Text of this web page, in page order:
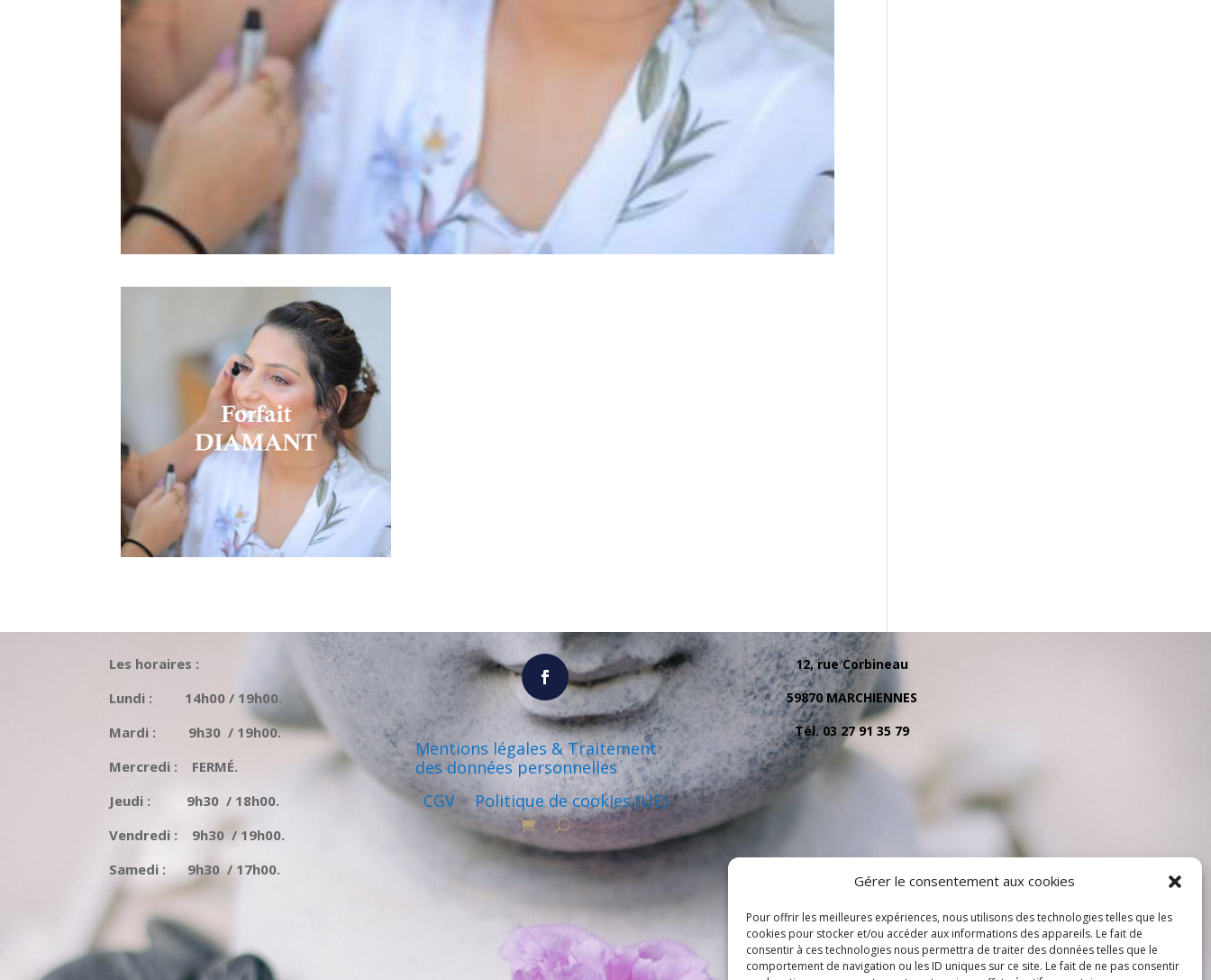
Gérer le consentement aux cookies
Pour offrir les meilleures expériences, nous utilisons des technologies telles que les
cookies pour stocker et/ou accéder aux informations des appareils. Le fait de
consentir à ces technologies nous permettra de traiter des données telles que le
comportement de navigation ou les ID uniques sur ce site. Le fait de ne pas consentir
Les horaires :
Lundi : 14h00 / 19h00.
Mardi : 9h30 / 19h00.
Mercredi : FERMÉ.
Jeudi : 9h30 / 18h00.
Vendredi : 9h30 / 19h00.
Samedi : 9h30 / 17h00.
Mentions légales & Traitement
des données personnelles
CGV
Politique de cookies (UE)
12, rue Corbineau
59870 MARCHIENNES
Tél. 03 27 91 35 79